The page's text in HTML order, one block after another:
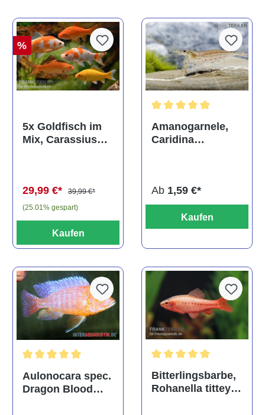
%
5x Goldfisch im
Mix, Carassius
29,99 €*
39,99 €*
(25.01% gespart)
Kaufen
Amanogarnele,
Caridina
Ab 1,59 €*
Kaufen
Durchschnittliche Bewertung von 5 von 5 Sternen
Aulonocara spec.
Dragon Blood
Bitterlingsbarbe,
Rohanella titteya,